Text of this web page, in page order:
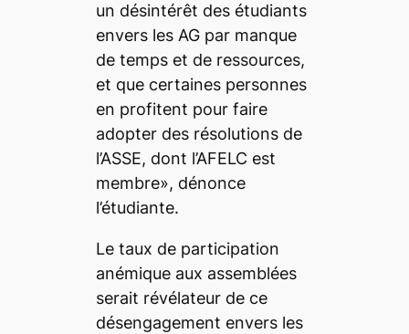
un désintérêt des étudiants
envers les AG par manque
de temps et de ressources,
et que certaines personnes
en profitent pour faire
adopter des résolutions de
l’ASSE, dont l’AFELC est
membre», dénonce
l’étudiante.
Le taux de participation
anémique aux assemblées
serait révélateur de ce
désengagement envers les